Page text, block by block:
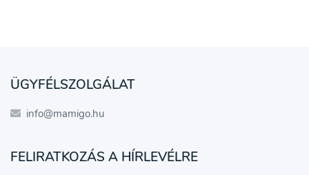
ÜGYFÉLSZOLGÁLAT
info@mamigo.hu
FELIRATKOZÁS A HÍRLEVÉLRE
feldolgozásához a hírlevél küldése céljából, és
megerősítem, hogy elolvastamaz adatvédelmi